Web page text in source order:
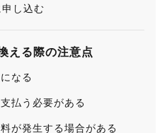
し込む
える際の注意点
なる
払う必要がある
が発生する場合がある